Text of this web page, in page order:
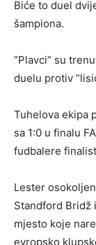
Biće to duel
šampiona.
”Plavci” su
duelu protiv
Tuhelova ekipa
sa 1:0 u finalu
fudbalere
Lester
Standford Bridž
mjesto koje
evropsko